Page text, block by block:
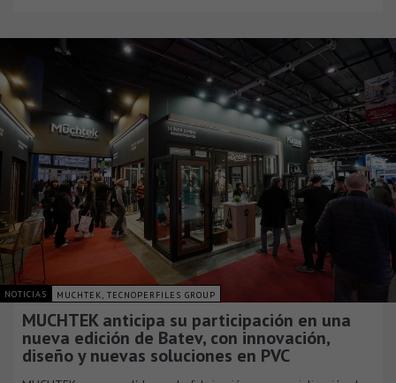
NOTICIAS MUCHTEK, TECNOPERFILES GROUP
MUCHTEK anticipa su participación en una
nueva edición de Batev, con innovación,
diseño y nuevas soluciones en PVC